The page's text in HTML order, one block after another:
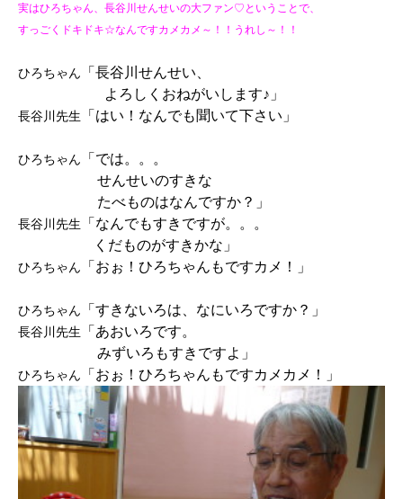
実はひろちゃん、長谷川せんせいの大ファン♡ということで、
すっごくドキドキ☆なんですカメカメ～！！うれし～！！
ひろちゃん 「長谷川せんせい、
よろしくおねがいします♪」
長谷川先生 「はい！なんでも聞いて下さい」
ひろちゃん 「では。。。
せんせいのすきな
たべものはなんですか？」
長谷川先生 「なんでもすきですが。。。
くだものがすきかな」
ひろちゃん 「おぉ！ひろちゃんもですカメ！」
ひろちゃん 「すきないろは、なにいろですか？」
長谷川先生 「あおいろです。
みずいろもすきですよ」
ひろちゃん 「おぉ！ひろちゃんもですカメカメ！」